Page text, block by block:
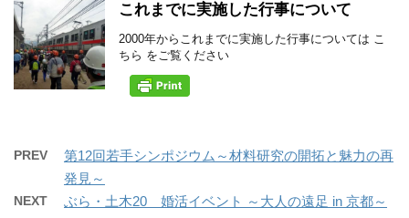
これまでに実施した行事について
2000年からこれまでに実施した行事については こ
ちら をご覧ください
PREV
第12回若手シンポジウム～材料研究の開拓と魅力の再
発見～
NEXT ぶら・土木20 婚活イベント ～大人の遠足 in 京都～